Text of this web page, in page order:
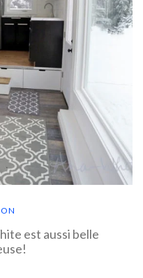
est aussi belle